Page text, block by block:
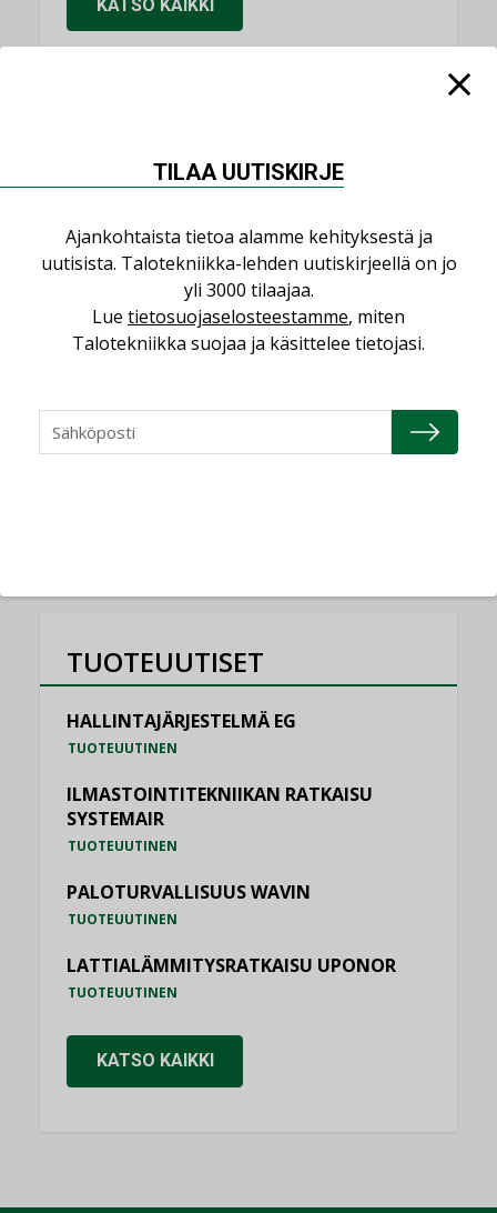
KATSO KAIKKI
NIMITYKSET
NIMITYKSET
Granlund Oy
Schneider Electric
NIMITYKSET
TUOTEUUTISET
HALLINTAJÄRJESTELMÄ EG
TUOTEUUTINEN
ILMASTOINTITEKNIIKAN RATKAISU
SYSTEMAIR
TUOTEUUTINEN
PALOTURVALLISUUS WAVIN
TUOTEUUTINEN
LATTIALÄMMITYSRATKAISU UPONOR
TUOTEUUTINEN
KATSO KAIKKI
TILAA UUTISKIRJE
Ajankohtaista tietoa alamme kehityksestä ja
uutisista. Talotekniikka-lehden uutiskirjeellä on jo
yli 3000 tilaajaa.
Lue tietosuojaselosteestamme, miten
Talotekniikka suojaa ja käsittelee tietojasi.